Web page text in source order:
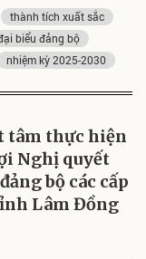
thành tích xuất sắc
biểu đảng bộ
nhiệm kỳ 2025-2030
tâm thực hiện
Nghị quyết
bộ các cấp
Lâm Đồng